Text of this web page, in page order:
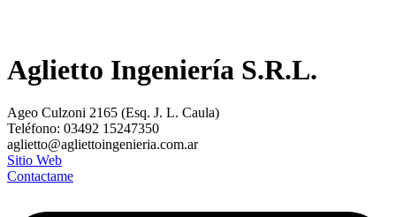
Aglietto Ingeniería S.R.L.
Ageo Culzoni 2165 (Esq. J. L. Caula)
Teléfono: 03492 15247350
aglietto@agliettoingenieria.com.ar
Sitio Web
Contactame